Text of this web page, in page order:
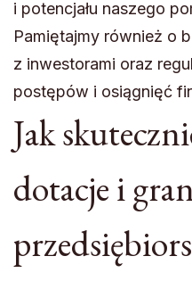
i potencjału naszego
Pamiętajmy również o
z inwestorami oraz
postępów i osiągnięć
Jak
dotacje i